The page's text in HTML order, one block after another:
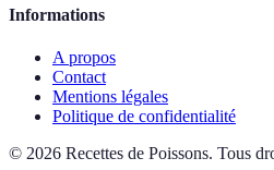
Informations
A propos
Contact
Mentions légales
Politique de confidentialité
© 2026 Recettes de Poissons. Tous